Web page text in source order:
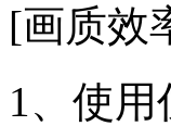
[画质效
1、使